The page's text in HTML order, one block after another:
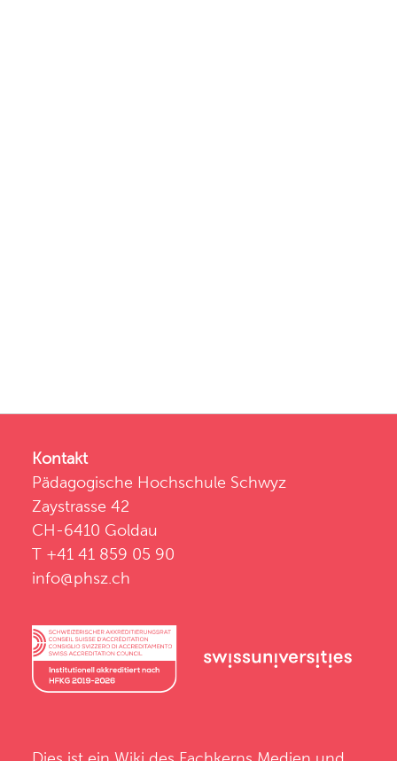
Kontakt
Pädagogische Hochschule Schwyz
Zaystrasse 42
CH-6410 Goldau
T +41 41 859 05 90
info@phsz.ch